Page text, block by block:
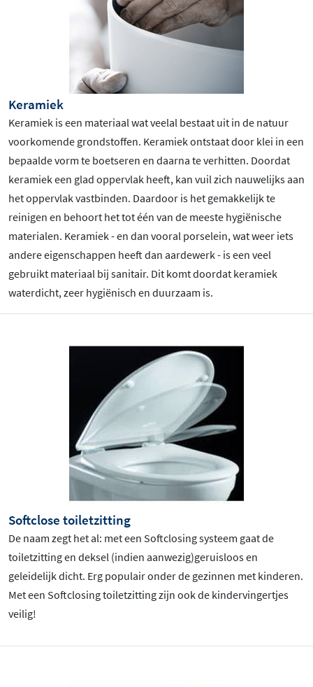
Keramiek
Keramiek is een materiaal wat veelal bestaat uit in de natuur
voorkomende grondstoffen. Keramiek ontstaat door klei in een
bepaalde vorm te boetseren en daarna te verhitten. Doordat
keramiek een glad oppervlak heeft, kan vuil zich nauwelijks aan
het oppervlak vastbinden. Daardoor is het gemakkelijk te
reinigen en behoort het tot één van de meeste hygiënische
materialen. Keramiek - en dan vooral porselein, wat weer iets
andere eigenschappen heeft dan aardewerk - is een veel
gebruikt materiaal bij sanitair. Dit komt doordat keramiek
waterdicht, zeer hygiënisch en duurzaam is.
Softclose toiletzitting
De naam zegt het al: met een Softclosing systeem gaat de
toiletzitting en deksel (indien aanwezig)geruisloos en
geleidelijk dicht. Erg populair onder de gezinnen met kinderen.
Met een Softclosing toiletzitting zijn ook de kindervingertjes
veilig!